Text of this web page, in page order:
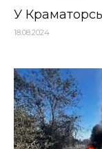
У
18.08.2024